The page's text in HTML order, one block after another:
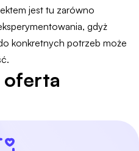
jest tu zarówno
gdyż
konkretnych potrzeb może
oferta